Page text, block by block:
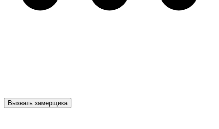
Вызвать замерщика